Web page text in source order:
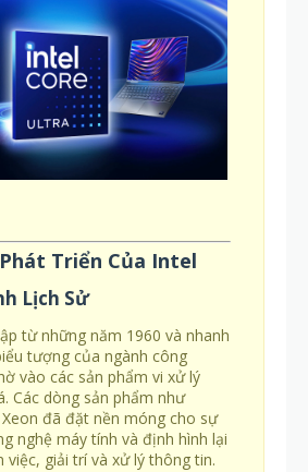
Triển Của Intel
Lịch Sử
từ những năm 1960 và nhanh
tượng của ngành công
vào các sản phẩm vi xử lý
Các dòng sản phẩm như
đã đặt nền móng cho sự
nghệ máy tính và định hình lại
việc, giải trí và xử lý thông tin.